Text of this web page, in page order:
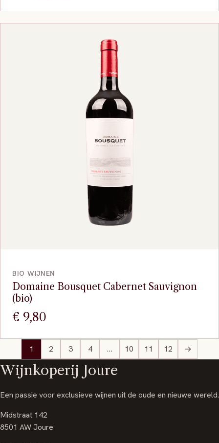
prijs
was:
prijs
is:
€ 7,00.
BIO WIJNEN
Domaine Bousquet Cabernet Sauvignon
(bio)
€ 9,80
1 2 3 4 … 10 11 12 →
Wijnkoperij Joure
Een passie voor exclusieve wijnen uit de oude en nieuwe wereld.
Midstraat 142
8501 AW Joure